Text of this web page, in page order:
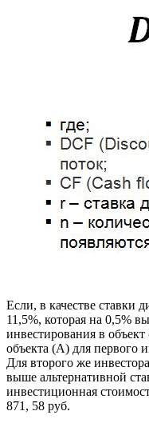
Если, в качестве ставки
11,5%, которая на 0,5%
инвестирования в
объекта (A) для первого
Для второго же
выше альтернативной
инвестиционная
871, 58 руб.